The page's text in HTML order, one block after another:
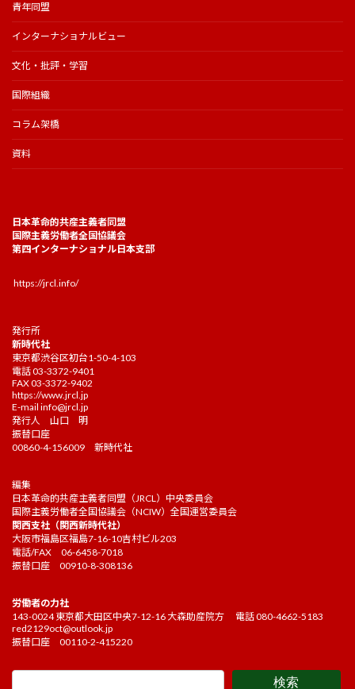
青年同盟
インターナショナルビュー
文化・批評・学習
国際組織
コラム架橋
資料
日本革命的共産主義者同盟
国際主義労働者全国協議会
第四インターナショナル日本支部
https://jrcl.info/
発行所
新時代社
東京都渋谷区初台1-50-4-103
電話 03-3372-9401
FAX 03-3372-9402
https://www.jrcl.jp
E-mail info@jrcl.jp
発行人 山口 明
振替口座
00860-4-156009 新時代社
編集
日本革命的共産主義者同盟（JRCL）中央委員会
国際主義労働者全国協議会（NCIW）全国運営委員会
関西支社（関西新時代社）
大阪市福島区福島7-16-10吉村ビル203
電話/FAX 06-6458-7018
振替口座 00910-8-308136
労働者の力社
143-0024 東京都大田区中央7-12-16 大森助産院方 電話 080-4662-5183
red2129oct@outlook.jp
振替口座 00110-2-415220
検索